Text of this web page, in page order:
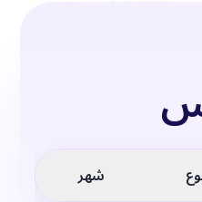
شهر